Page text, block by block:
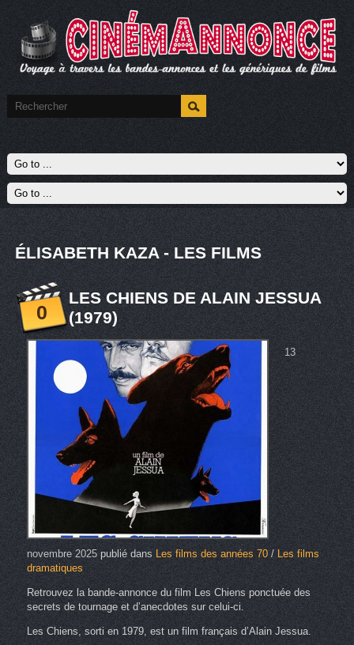
ÉLISABETH KAZA - LES FILMS
0
LES CHIENS DE ALAIN JESSUA
(1979)
13
novembre 2025publié dans Les films des années 70/ Les films
dramatiques
Retrouvez la bande-annonce du film Les Chiens ponctuée des
secrets de tournage et d’anecdotes sur celui-ci.
Les Chiens, sorti en 1979, est un film français d’Alain Jessua.